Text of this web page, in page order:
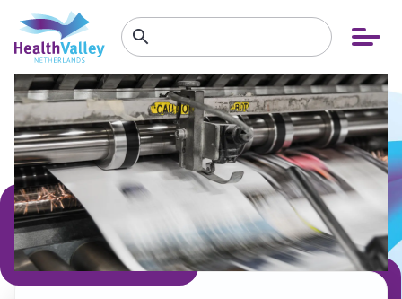
Open
menu
Zoeken
binnen
website
Zoeken